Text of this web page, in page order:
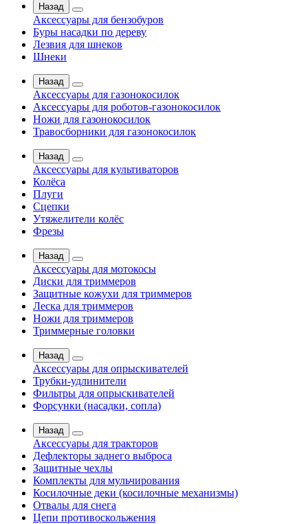
Назад
Аксессуары для бензобуров
Буры насадки по дереву
Лезвия для шнеков
Шнеки
Назад
Аксессуары для газонокосилок
Аксессуары для роботов-газонокосилок
Ножи для газонокосилок
Травосборники для газонокосилок
Назад
Аксессуары для культиваторов
Колёса
Плуги
Сцепки
Утяжелители колёс
Фрезы
Назад
Аксессуары для мотокосы
Диски для триммеров
Защитные кожухи для триммеров
Леска для триммеров
Ножи для триммеров
Триммерные головки
Назад
Аксессуары для опрыскивателей
Трубки-удлинители
Фильтры для опрыскивателей
Форсунки (насадки, сопла)
Назад
Аксессуары для тракторов
Дефлекторы заднего выброса
Защитные чехлы
Комплекты для мульчирования
Косилочные деки (косилочные механизмы)
Отвалы для снега
Цепи противоскольжения